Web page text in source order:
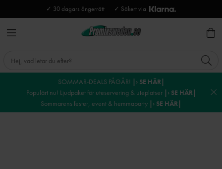
✓ 30 dagars ångerrätt ✓ Säkert via
SOMMAR-DEALS PÅGÅR! |› SE HÄR|
Populärt nu! Ljudpaket för uteservering & uteplatser |› SE HÄR|
Sommarens fester, event & hemmaparty |› SE HÄR|